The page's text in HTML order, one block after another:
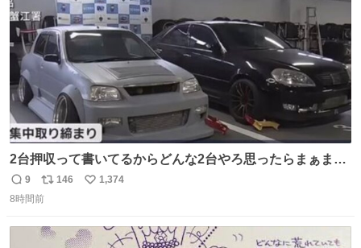
2台押収って書いてるからどんな2台やろ思ったらまぁまぁ
へんてこな1台押収してて笑い止まらん
返
信
9
リ
ポ
ト
146
い
数
1,374
8時間前